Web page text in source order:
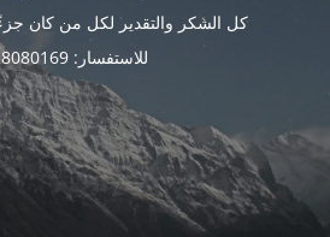
كل الشكر والتقدير لكل من كان
للاستفسار: 0928080169